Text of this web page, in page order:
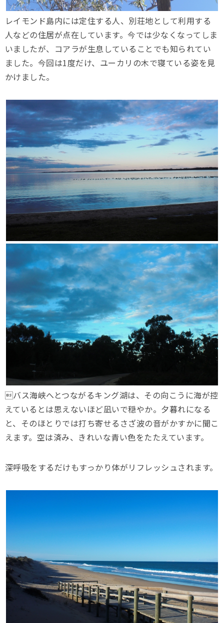
レイモンド島内には定住する人、別荘地として利用する
人などの住居が点在しています。今では少なくなってしま
いましたが、コアラが生息していることでも知られてい
ました。今回は1度だけ、ユーカリの木で寝ている姿を見
かけました。
バス海峡へとつながるキング湖は、その向こうに海が控
えているとは思えないほど凪いで穏やか。夕暮れになる
と、そのほとりでは打ち寄せるさざ波の音がかすかに聞こ
えます。空は済み、きれいな青い色をたたえています。
深呼吸をするだけもすっかり体がリフレッシュされます。